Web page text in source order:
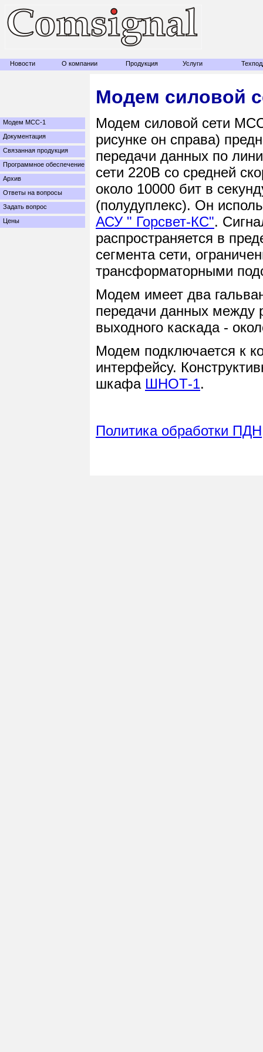
Новости О компании Продукция Услуги
Модем МСС-1
Документация
Связанная продукция
Программное обеспечение
Архив
Ответы на вопросы
Задать вопрос
Цены
Модем силовой
Модем силовой сети
рисунке он справа)
передачи данных по
сети 220В со средней
около 10000 бит в
(полудуплекс). Он
АСУ " Горсвет-КС".
распространяется в
сегмента сети,
трансформаторными
Модем имеет два
передачи данных между
выходного каскада -
Модем подключается к
интерфейсу.
шкафа ШНОТ-1.
Политика обработки ПДН